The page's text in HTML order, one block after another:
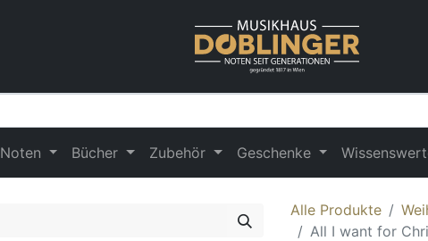
Noten Bücher Zubehör Geschenke
Alle Produkte
All I want for